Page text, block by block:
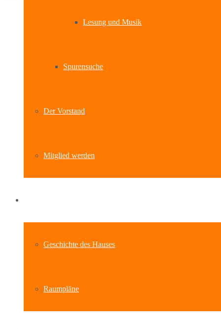
Lesung und Musik
Spurensuche
Der Vorstand
Mitglied werden
Geschichte des Hauses
Raumpläne